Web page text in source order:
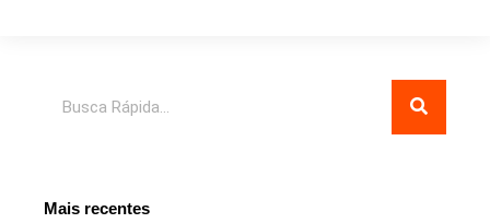
Mais recentes